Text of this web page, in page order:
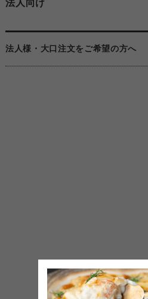
法人向け
法人様・大口注文をご希望の方へ